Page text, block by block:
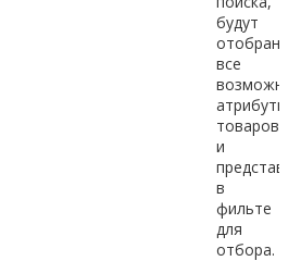
будут
отобраны
все
атрибуты
товаров
и
в
фильте
для
отбора.